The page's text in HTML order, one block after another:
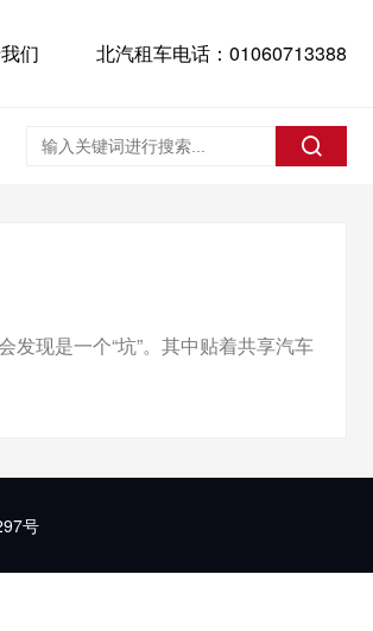
们 北汽租车电话：01060713388
现是一个“坑”。其中贴着共享汽车
号